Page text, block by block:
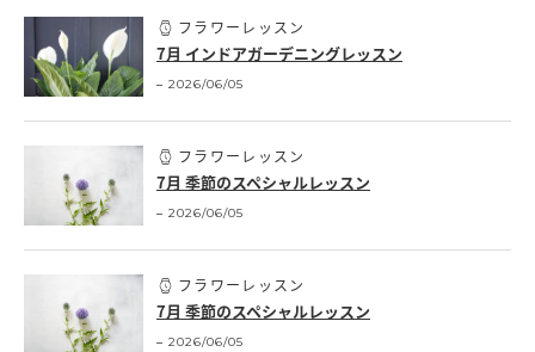
フラワーレッスン
7月 インドアガーデニングレッスン
2026/06/05
フラワーレッスン
7月 季節のスペシャルレッスン
2026/06/05
フラワーレッスン
7月 季節のスペシャルレッスン
2026/06/05